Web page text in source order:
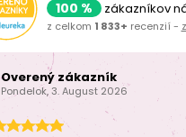
100 % zákazníkov
z celkom 1 833+ recenzií -
Overený zákazník
Pondelok, 3. August 2026